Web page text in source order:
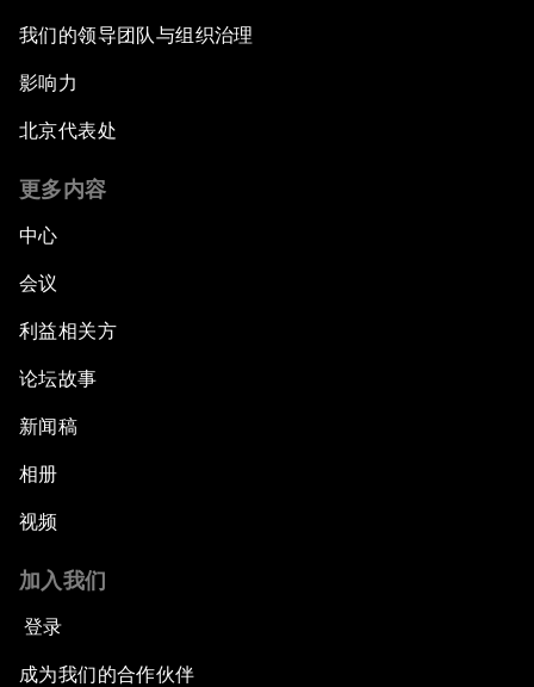
我们的领导团队与组织治理
影响力
北京代表处
更多内容
中心
会议
利益相关方
论坛故事
新闻稿
相册
视频
加入我们
登录
成为我们的合作伙伴